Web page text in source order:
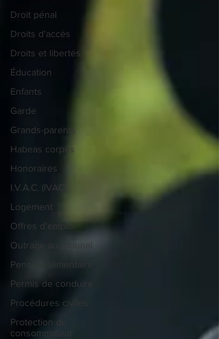
Droit pénal
Droits d'accès
Droits et libertés
Éducation
Enfants
Garde
Grands-parents
Habeas corpus
Honoraires
I.V.A.C. (IVAC)
Logement
Offres d'emploi
Outrage au tribunal
Pension alimentaire
Permis de conduire
Procédures civiles
Protection du
consommateur